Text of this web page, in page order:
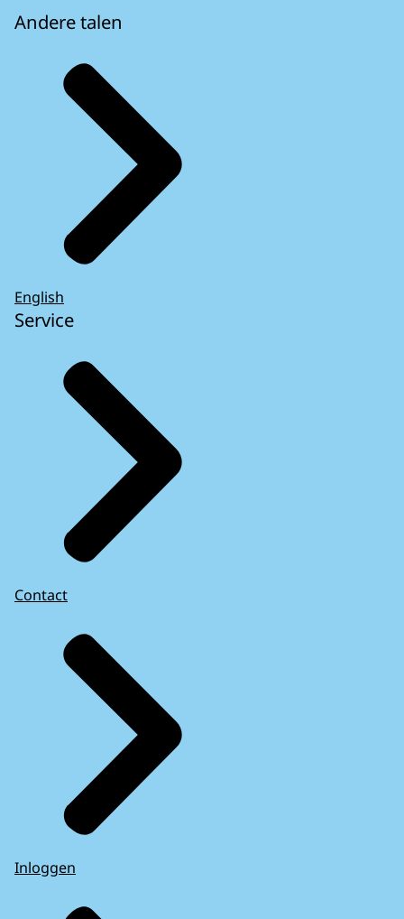
Andere talen
English
Service
Contact
Inloggen